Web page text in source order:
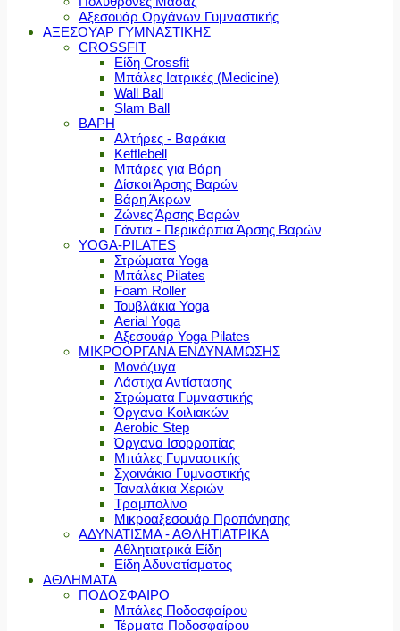
Αξεσουάρ Οργάνων Γυμναστικής
ΑΞΕΣΟΥΑΡ ΓΥΜΝΑΣΤΙΚΗΣ
CROSSFIT
Είδη Crossfit
Μπάλες Ιατρικές (Medicine)
Wall Ball
Slam Ball
ΒΑΡΗ
Αλτήρες - Βαράκια
Kettlebell
Μπάρες για Βάρη
Δίσκοι Άρσης Βαρών
Βάρη Άκρων
Ζώνες Άρσης Βαρών
Γάντια - Περικάρπια Άρσης Βαρών
YOGA-PILATES
Στρώματα Yoga
Μπάλες Pilates
Foam Roller
Τουβλάκια Yoga
Aerial Yoga
Αξεσουάρ Yoga Pilates
ΜΙΚΡΟΟΡΓΑΝΑ ΕΝΔΥΝΑΜΩΣΗΣ
Μονόζυγα
Λάστιχα Αντίστασης
Στρώματα Γυμναστικής
Όργανα Κοιλιακών
Aerobic Step
Όργανα Ισορροπίας
Μπάλες Γυμναστικής
Σχοινάκια Γυμναστικής
Ταναλάκια Χεριών
Τραμπολίνο
Μικροαξεσουάρ Προπόνησης
ΑΔΥΝΑΤΙΣΜΑ - ΑΘΛΗΤΙΑΤΡΙΚΑ
Αθλητιατρικά Είδη
Είδη Αδυνατίσματος
ΑΘΛΗΜΑΤΑ
ΠΟΔΟΣΦΑΙΡΟ
Μπάλες Ποδοσφαίρου
Τέρματα Ποδοσφαίρου